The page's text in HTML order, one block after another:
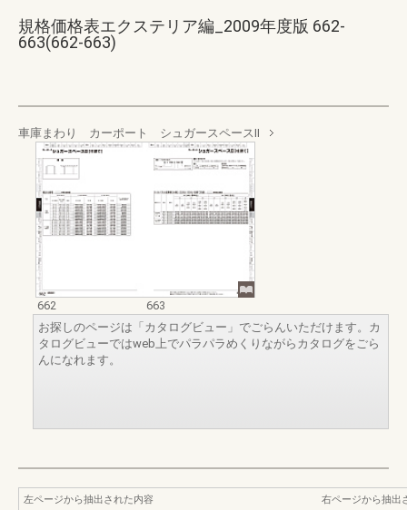
規格価格表エクステリア編_2009年度版 662-
663(662-663)
車庫まわり カーポート シュガースペースⅡ
662
663
お探しのページは「カタログビュー」でごらんいただけます。カ
タログビューではweb上でパラパラめくりながらカタログをごら
んになれます。
左ページから抽出された内容
右ページから抽出